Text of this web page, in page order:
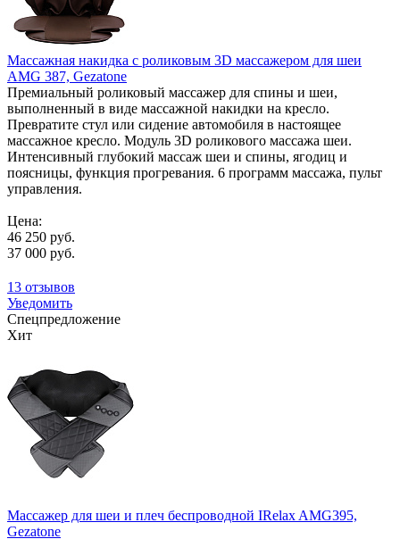
Массажная накидка с роликовым 3D массажером для шеи
AMG 387, Gezatone
Премиальный роликовый массажер для спины и шеи,
выполненный в виде массажной накидки на кресло.
Превратите стул или сидение автомобиля в настоящее
массажное кресло. Модуль 3D роликового массажа шеи.
Интенсивный глубокий массаж шеи и спины, ягодиц и
поясницы, функция прогревания. 6 программ массажа, пульт
управления.
Цена:
46 250 руб.
37 000 руб.
13 отзывов
Уведомить
Спецпредложение
Хит
Массажер для шеи и плеч беспроводной IRelax AMG395,
Gezatone